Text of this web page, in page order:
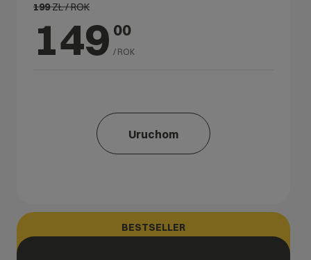
199ZŁ / ROK
149 00
/ ROK
Uruchom
BESTSELLER